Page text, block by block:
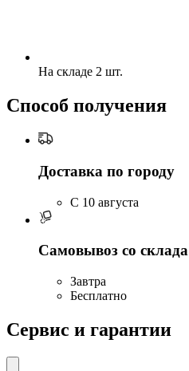
На складе 2 шт.
Способ получения
Доставка по городу
C 10 августа
Самовывоз со склада
Завтра
Бесплатно
Сервис и гарантии